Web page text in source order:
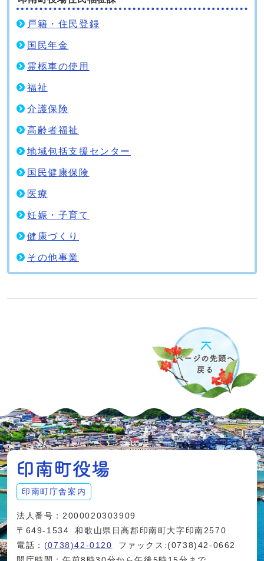
戸籍・住民登録
国民年金
霊柩車の使用
福祉
介護保険
高齢者福祉
地域包括支援センター
国民健康保険
医療
妊娠・子育て
健康づくり
その他事業
印南町庁舎案内
法人番号：2000020303909
〒649-1534
和歌山県日高郡印南町大字印南2570
電話： (0738)42-0120
ファックス:(0738)42-0662